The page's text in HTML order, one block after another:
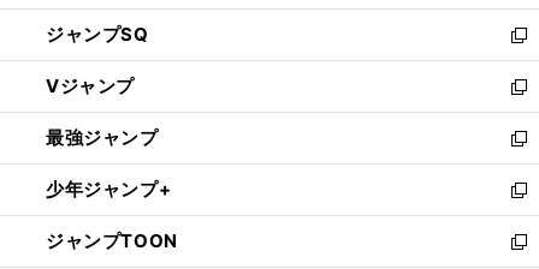
し
い
ウ
ィ
ン
ド
ウ
で
開
く
ジャンプSQ
新
し
い
ウ
ィ
ン
ド
ウ
で
Vジャンプ
新
し
い
ウ
ィ
ン
ド
最強ジャンプ
新
し
い
ウ
ィ
少年ジャンプ+
新
し
い
ジャンプTOON
新